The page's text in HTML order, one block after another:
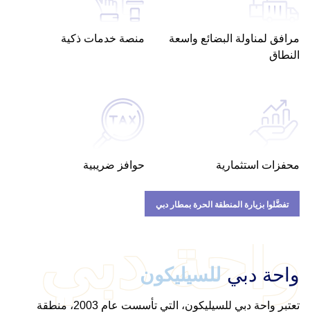
مرافق لمناولة البضائع واسعة
النطاق
منصة خدمات ذكية
محفزات استثمارية حوافز ضريبية
تفضَّلوا بزيارة المنطقة الحرة بمطار دبي
واحة دبي
واحة دبيللسيليكون
تعتبر واحة دبي للسيليكون، التي تأسست عام 2003، منطقة